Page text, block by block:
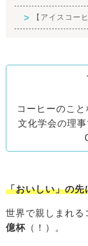
【アイスコー
コーヒーのこ
文化学会の理
「おいしい」の先
世界で親しまれる
億杯 （！）。